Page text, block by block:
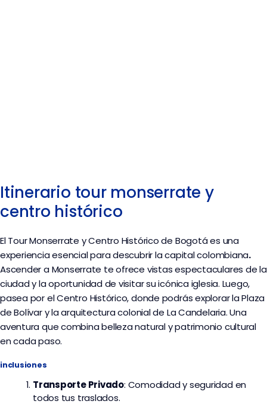
Itinerario tour monserrate y
centro histórico
El Tour Monserrate y Centro Histórico de Bogotá es una
experiencia esencial para descubrir la capital colombiana.
Ascender a Monserrate te ofrece vistas espectaculares de la
ciudad y la oportunidad de visitar su icónica iglesia. Luego,
pasea por el Centro Histórico, donde podrás explorar la Plaza
de Bolívar y la arquitectura colonial de La Candelaria. Una
aventura que combina belleza natural y patrimonio cultural
en cada paso.
inclusiones
Transporte Privado: Comodidad y seguridad en
todos tus traslados.